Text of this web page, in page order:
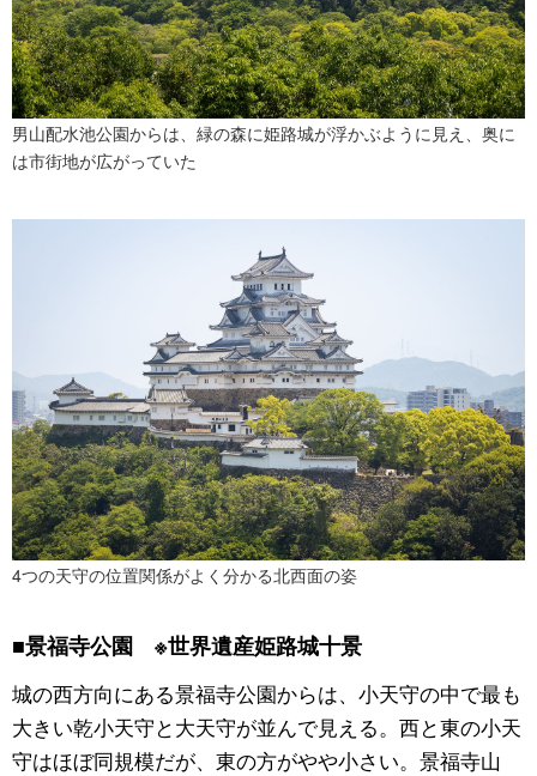
男山配水池公園からは、緑の森に姫路城が浮かぶように見え、奥に
は市街地が広がっていた
4つの天守の位置関係がよく分かる北西面の姿
■景福寺公園 ※世界遺産姫路城十景
城の西方向にある景福寺公園からは、小天守の中で最も
大きい乾小天守と大天守が並んで見える。西と東の小天
守はほぼ同規模だが、東の方がやや小さい。景福寺山